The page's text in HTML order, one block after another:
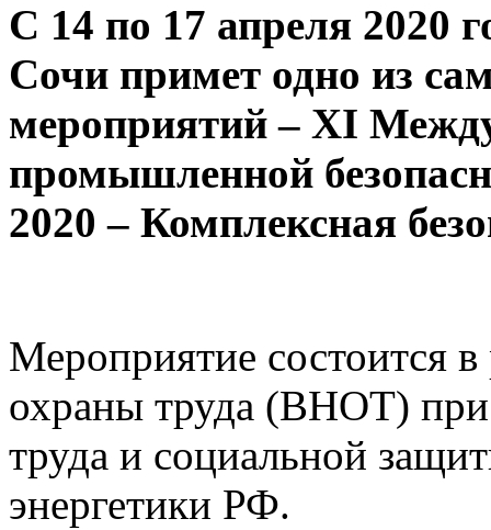
С 14 по 17 апреля 2020
Сочи примет одно из
мероприятий – XI
промышленной
2020 – Комплексная
Мероприятие состоится
охраны труда (ВНОТ)
труда и социальной
энергетики РФ.